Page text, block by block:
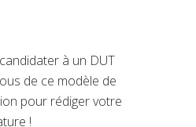
à un DUT
de ce modèle de
pour rédiger votre
!